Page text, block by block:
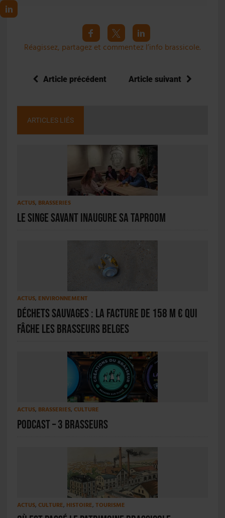
Réagissez, partagez et commentez l’info brassicole.
Article précédent Article suivant
ARTICLES LIÉS
ACTUS, BRASSERIES
Le Singe Savant inaugure sa taproom
ACTUS, ENVIRONNEMENT
Déchets sauvages : la facture de 158 M € qui
fâche les brasseurs belges
ACTUS, BRASSERIES, CULTURE
PODCAST – 3 Brasseurs
ACTUS, CULTURE, HISTOIRE, TOURISME